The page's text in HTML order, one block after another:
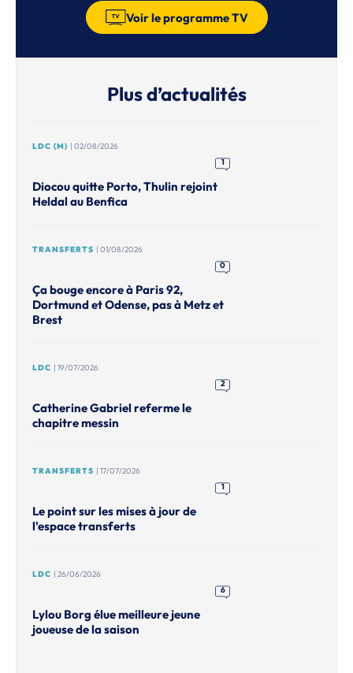
Voir le programme TV
Plus d’actualités
LDC (M) | 02/08/2026
1
Diocou quitte Porto, Thulin rejoint
Heldal au Benfica
TRANSFERTS | 01/08/2026
0
Ça bouge encore à Paris 92,
Dortmund et Odense, pas à Metz et
Brest
LDC | 19/07/2026
2
Catherine Gabriel referme le
chapitre messin
TRANSFERTS | 17/07/2026
1
Le point sur les mises à jour de
l'espace transferts
LDC | 26/06/2026
6
Lylou Borg élue meilleure jeune
joueuse de la saison